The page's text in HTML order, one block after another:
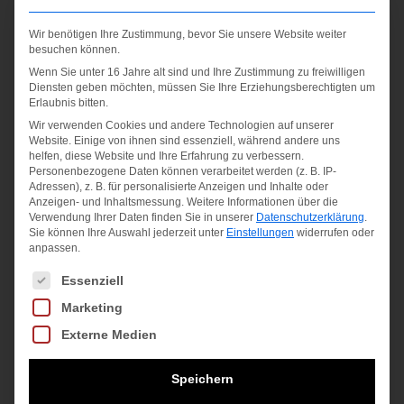
Badminton
Netz
29,95
inkl. MwSt.
zzgl.Versandkosten
Super Grap
AC 102
Wir benötigen Ihre Zustimmung, bevor Sie unsere Website weiter
besuchen können.
Wenn Sie unter 16 Jahre alt sind und Ihre Zustimmung zu freiwilligen
Diensten geben möchten, müssen Sie Ihre Erziehungsberechtigten um
Erlaubnis bitten.
Wir verwenden Cookies und andere Technologien auf unserer
Website. Einige von ihnen sind essenziell, während andere uns
helfen, diese Website und Ihre Erfahrung zu verbessern.
Personenbezogene Daten können verarbeitet werden (z. B. IP-
Adressen), z. B. für personalisierte Anzeigen und Inhalte oder
Anzeigen- und Inhaltsmessung. Weitere Informationen über die
Verwendung Ihrer Daten finden Sie in unserer Datenschutzerklärung.
Sie können Ihre Auswahl jederzeit unter Einstellungen widerrufen oder
anpassen.
Es folgt eine Liste der Service-Gruppen, für die eine
Essenziell
Marketing
Externe Medien
Speichern